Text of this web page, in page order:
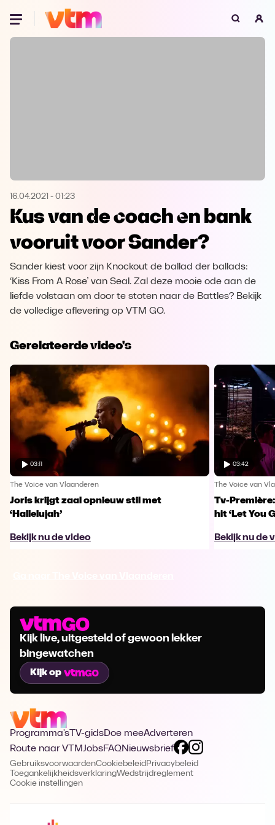
Oeps, browser niet ondersteund
Microsoft Edge Download
Opera Download
16.04.2021 - 01:23
Kus van de coach en bank
vooruit voor Sander?
Sander kiest voor zijn Knockout de ballad der ballads:
‘Kiss From A Rose’ van Seal. Zal deze mooie ode aan de
liefde volstaan om door te stoten naar de Battles? Bekijk
de volledige aflevering op VTM GO.
Gerelateerde video's
03:11
The Voice van Vlaanderen
Joris krijgt zaal opnieuw stil met
‘Hallelujah’
Bekijk nu de video
03:42
The Voice van
Tv-
hit ‘Let You
Bekijk nu de
Kijk live, uitgesteld of gewoon lekker
bingewatchen
Kijk op
Programma's TV-gidsDoe meeAdverteren
Route naar VTMJobsFAQNieuwsbrief
GebruiksvoorwaardenCookiebeleid Privacybeleid
ToegankelijkheidsverklaringWedstrijdreglement
Cookie instellingen